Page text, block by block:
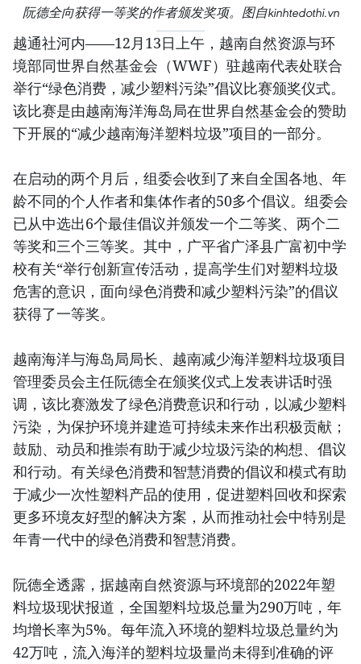
阮德全向获得一等奖的作者颁发奖项。图自kinhtedothi.vn
越通社河内——12月13日上午，越南自然资源与环
境部同世界自然基金会（WWF）驻越南代表处联合
举行“绿色消费，减少塑料污染”倡议比赛颁奖仪式。
该比赛是由越南海洋海岛局在世界自然基金会的赞助
下开展的“减少越南海洋塑料垃圾”项目的一部分。
在启动的两个月后，组委会收到了来自全国各地、年
龄不同的个人作者和集体作者的50多个倡议。组委会
已从中选出6个最佳倡议并颁发一个二等奖、两个二
等奖和三个三等奖。其中，广平省广泽县广富初中学
校有关“举行创新宣传活动，提高学生们对塑料垃圾
危害的意识，面向绿色消费和减少塑料污染”的倡议
获得了一等奖。
越南海洋与海岛局局长、越南减少海洋塑料垃圾项目
管理委员会主任阮德全在颁奖仪式上发表讲话时强
调，该比赛激发了绿色消费意识和行动，以减少塑料
污染，为保护环境并建造可持续未来作出积极贡献；
鼓励、动员和推崇有助于减少垃圾污染的构想、倡议
和行动。有关绿色消费和智慧消费的倡议和模式有助
于减少一次性塑料产品的使用，促进塑料回收和探索
更多环境友好型的解决方案，从而推动社会中特别是
年青一代中的绿色消费和智慧消费。
阮德全透露，据越南自然资源与环境部的2022年塑
料垃圾现状报道，全国塑料垃圾总量为290万吨，年
均增长率为5%。每年流入环境的塑料垃圾总量约为
42万吨，流入海洋的塑料垃圾量尚未得到准确的评